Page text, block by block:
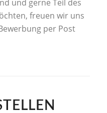
und gerne Teil des
freuen wir uns
per Post